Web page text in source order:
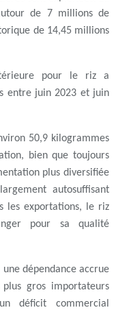
de 7 millions de
de 14,45 millions
pour le riz a
entre juin 2023 et juin
50,9 kilogrammes
bien que toujours
plus diversifiée
autosuffisant
les exportations, le riz
pour sa qualité
dépendance accrue
gros importateurs
déficit commercial